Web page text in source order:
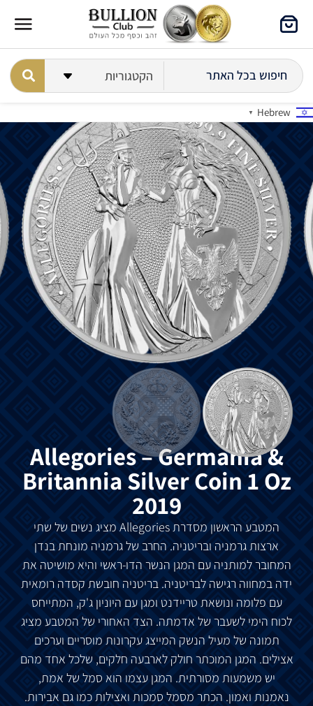
Hebrew
▼
Allegories – Germania &
Britannia Silver Coin 1 Oz
2019
המטבע הראשון מסדרת Allegories מציג נשים של שתי
ארצות גרמניה ובריטניה. החרב של גרמניה מונחת בנדן
המחובר למותניה עם המגן הנשר הדו-ראשי והיא מושיטה את
ידה במחווה רגישה לבריטניה. בריטניה חובשת קסדה רומאית
עם פלומה ונושאת טריידנט ומגן עם היוניון ג'ק, המתייחס
לכוח הימי לשעבר של אדמתה. הצד האחורי של המטבע מציג
תמונה של מעיל הנשק המייצג עקרונות מוסריים וערכים
אצילים. המגן המוכתר חולק לארבעה חלקים, שלכל אחד מהם
יש משמעות מסורתית. המגן עצמו הוא סמל של אמת,
נאמנות ואמון. הכתר מסמל סמכות ואצילות כמו גם אבירות.